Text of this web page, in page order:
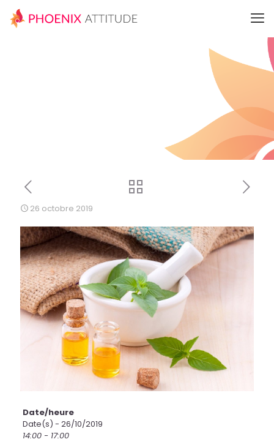
26 octobre 2019
Date/heure
Date(s) - 26/10/2019
14:00 - 17:00